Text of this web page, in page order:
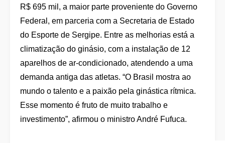
R$ 695 mil, a maior parte proveniente do Governo
Federal, em parceria com a Secretaria de Estado
do Esporte de Sergipe. Entre as melhorias está a
climatização do ginásio, com a instalação de 12
aparelhos de ar-condicionado, atendendo a uma
demanda antiga das atletas. “O Brasil mostra ao
mundo o talento e a paixão pela ginástica rítmica.
Esse momento é fruto de muito trabalho e
investimento”, afirmou o ministro André Fufuca.